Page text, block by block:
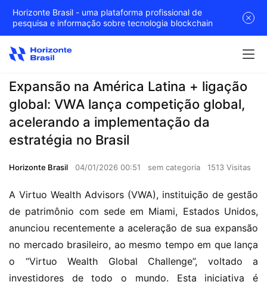
Expansão na América Latina + ligação
global: VWA lança competição global,
acelerando a implementação da
estratégia no Brasil
Horizonte Brasil 04/01/2026 00:51 sem categoria 1513 Visitas
A Virtuo Wealth Advisors (VWA), instituição de gestão
de patrimônio com sede em Miami, Estados Unidos,
anunciou recentemente a aceleração de sua expansão
no mercado brasileiro, ao mesmo tempo em que lança
o “Virtuo Wealth Global Challenge”, voltado a
investidores de todo o mundo. Esta iniciativa é
Horizonte Brasil - uma plataforma profissional de
pesquisa e informação sobre tecnologia blockchain